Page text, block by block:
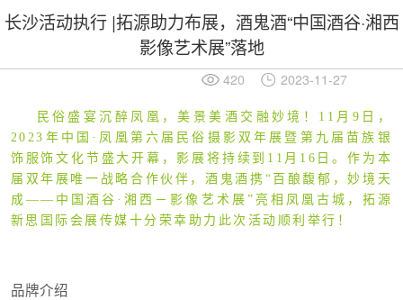
长沙活动执行 |拓源助力布展，酒鬼酒“中国酒谷·湘西
影像艺术展”落地
420 2023-11-27
民俗盛宴沉醉凤凰，美景美酒交融妙境！11月9日，
2023年中国·凤凰第六届民俗摄影双年展暨第九届苗族银
饰服饰文化节盛大开幕，影展将持续到11月16日。作为本
届双年展唯一战略合作伙伴，酒鬼酒携“百酿馥郁，妙境天
成——中国酒谷·湘西－影像艺术展”亮相凤凰古城，拓源
新思国际会展传媒十分荣幸助力此次活动顺利举行！
品牌介绍